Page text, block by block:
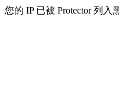
您的 IP 已被 Protector 列入